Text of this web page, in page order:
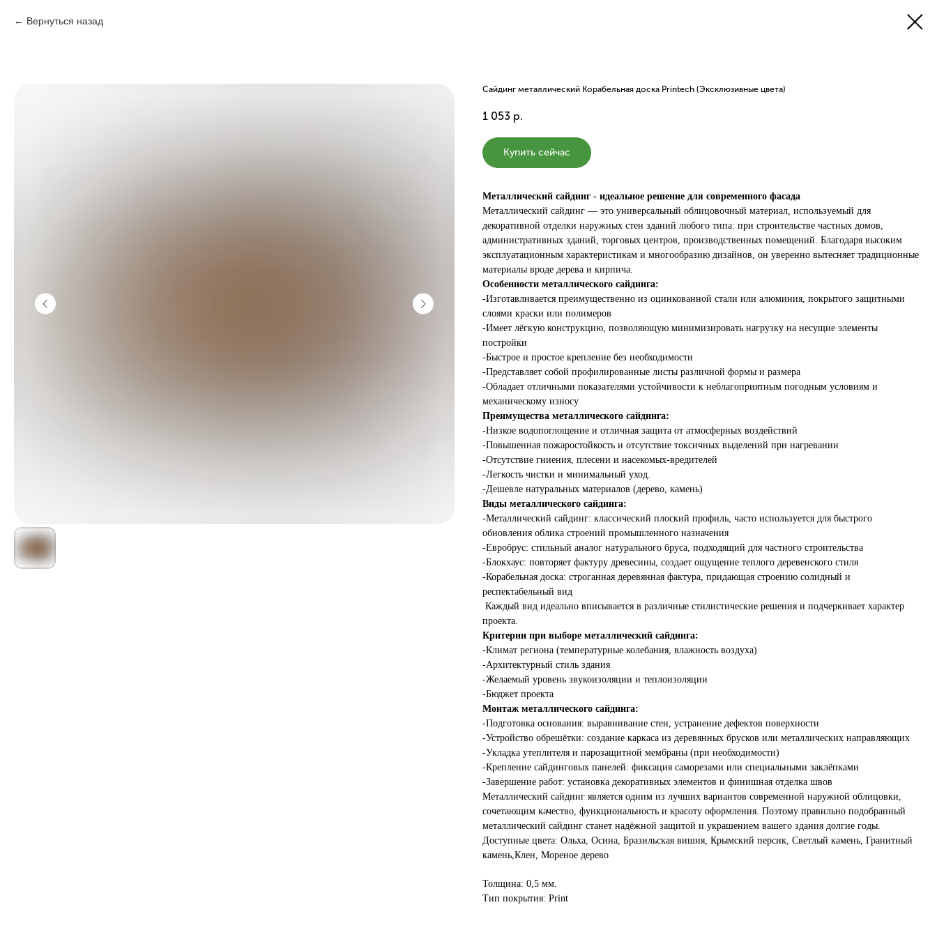
Вернуться назад
Сайдинг металлический Корабельная доска Printech (Эксклюзивные цвета)
1 053 р.
Купить сейчас
Металлический сайдинг - идеальное решение для современного фасада
Металлический сайдинг — это универсальный облицовочный материал, используемый для
декоративной отделки наружных стен зданий любого типа: при строительстве частных домов,
административных зданий, торговых центров, производственных помещений. Благодаря высоким
эксплуатационным характеристикам и многообразию дизайнов, он уверенно вытесняет традиционные
материалы вроде дерева и кирпича.
Особенности металлического сайдинга:
-Изготавливается преимущественно из оцинкованной стали или алюминия, покрытого защитными
слоями краски или полимеров
-Имеет лёгкую конструкцию, позволяющую минимизировать нагрузку на несущие элементы
постройки
-Быстрое и простое крепление без необходимости
-Представляет собой профилированные листы различной формы и размера
-Обладает отличными показателями устойчивости к неблагоприятным погодным условиям и
механическому износу
Преимущества металлического сайдинга:
-Низкое водопоглощение и отличная защита от атмосферных воздействий
-Повышенная пожаростойкость и отсутствие токсичных выделений при нагревании
-Отсутствие гниения, плесени и насекомых-вредителей
-Легкость чистки и минимальный уход.
-Дешевле натуральных материалов (дерево, камень)
Виды металлического сайдинга:
-Металлический сайдинг: классический плоский профиль, часто используется для быстрого
обновления облика строений промышленного назначения
-Евробрус: стильный аналог натурального бруса, подходящий для частного строительства
-Блокхаус: повторяет фактуру древесины, создает ощущение теплого деревенского стиля
-Корабельная доска: строганная деревянная фактура, придающая строению солидный и
респектабельный вид
Каждый вид идеально вписывается в различные стилистические решения и подчеркивает характер
проекта.
Критерии при выборе металлический сайдинга:
-Климат региона (температурные колебания, влажность воздуха)
-Архитектурный стиль здания
-Желаемый уровень звукоизоляции и теплоизоляции
-Бюджет проекта
Монтаж металлического сайдинга:
-Подготовка основания: выравнивание стен, устранение дефектов поверхности
-Устройство обрешётки: создание каркаса из деревянных брусков или металлических направляющих
-Укладка утеплителя и парозащитной мембраны (при необходимости)
-Крепление сайдинговых панелей: фиксация саморезами или специальными заклёпками
-Завершение работ: установка декоративных элементов и финишная отделка швов
Металлический сайдинг является одним из лучших вариантов современной наружной облицовки,
сочетающим качество, функциональность и красоту оформления. Поэтому правильно подобранный
металлический сайдинг станет надёжной защитой и украшением вашего здания долгие годы.
Доступные цвета: Ольха, Осина, Бразильская вишня, Крымский персик, Светлый камень, Гранитный
камень,Клен, Мореное дерево
Толщина: 0,5 мм.
Тип покрытия: Print